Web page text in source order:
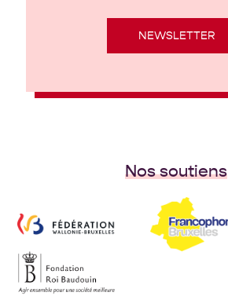
NEWSLETTER
Nos soutiens